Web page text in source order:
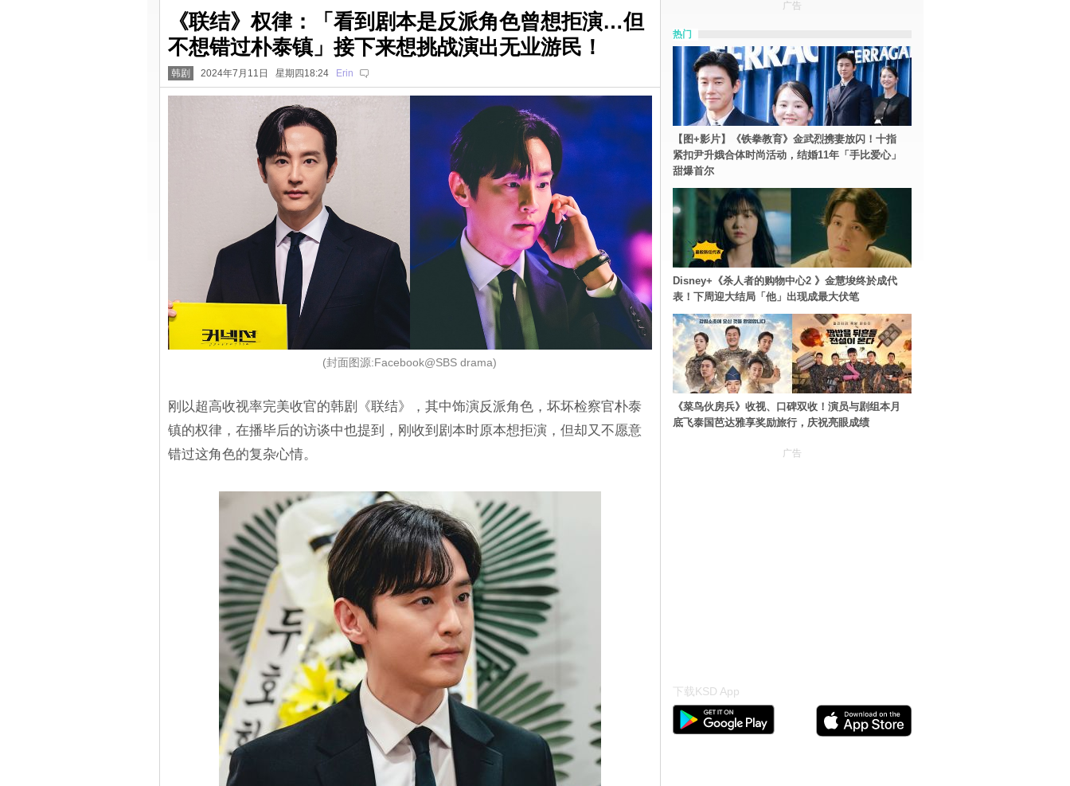
《联结》权律：「看到剧本是反派角色曾想拒演…但
不想错过朴泰镇」接下来想挑战演出无业游民！
韩剧 2024年7月11日 星期四18:24 Erin
(封面图源:Facebook@SBS drama)
刚以超高收视率完美收官的韩剧《联结》，其中饰演反派角色，坏坏检察官朴泰
镇的权律，在播毕后的访谈中也提到，刚收到剧本时原本想拒演，但却又不愿意
错过这角色的复杂心情。
广告
热门
【图+影片】《铁拳教育》金武烈携妻放闪！十指
紧扣尹升娥合体时尚活动，结婚11年「手比爱心」
甜爆首尔
Disney+《杀人者的购物中心2 》金慧埈终於成代
表！下周迎大结局「他」出现成最大伏笔
《菜鸟伙房兵》收视、口碑双收！演员与剧组本月
底飞泰国芭达雅享奖励旅行，庆祝亮眼成绩
广告
下载KSD App